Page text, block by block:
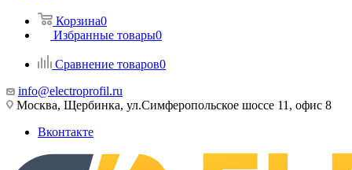
Корзина0
Избранные товары0
Сравнение товаров0
info@electroprofil.ru
Москва, Щербинка, ул.Симферопольское шоссе 11, офис 8
Вконтакте